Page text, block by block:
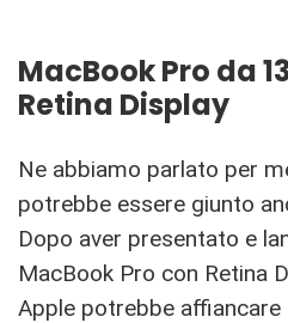
MacBook Pro da
Retina Display
Ne abbiamo parlato per
potrebbe essere giunto
Dopo aver presentato e
MacBook Pro con Retina
Apple potrebbe